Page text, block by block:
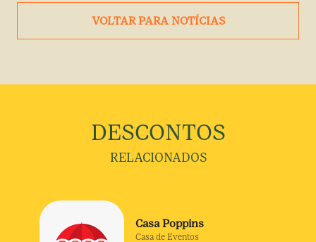
VOLTAR PARA NOTÍCIAS
DESCONTOS
RELACIONADOS
Casa Poppins
Casa de Eventos